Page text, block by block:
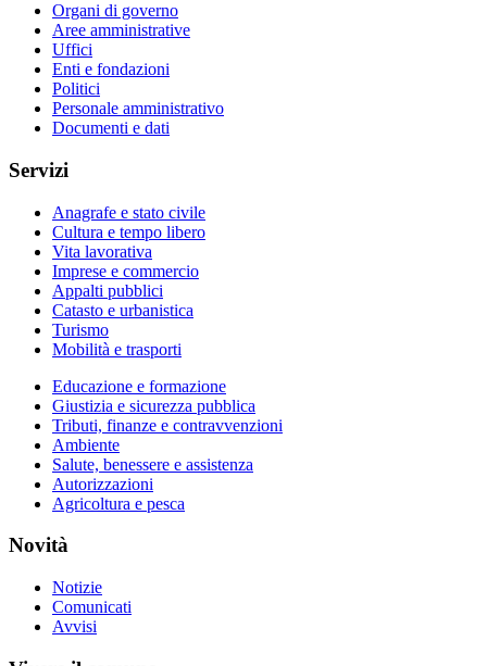
Organi di governo
Aree amministrative
Uffici
Enti e fondazioni
Politici
Personale amministrativo
Documenti e dati
Servizi
Anagrafe e stato civile
Cultura e tempo libero
Vita lavorativa
Imprese e commercio
Appalti pubblici
Catasto e urbanistica
Turismo
Mobilità e trasporti
Educazione e formazione
Giustizia e sicurezza pubblica
Tributi, finanze e contravvenzioni
Ambiente
Salute, benessere e assistenza
Autorizzazioni
Agricoltura e pesca
Novità
Notizie
Comunicati
Avvisi